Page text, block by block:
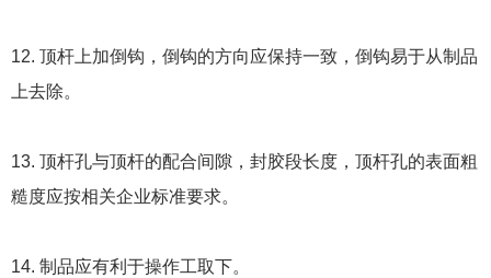
12. 顶杆上加倒钩，倒钩的方向应保持一致，倒钩易于从制品
上去除。
13. 顶杆孔与顶杆的配合间隙，封胶段长度，顶杆孔的表面粗
糙度应按相关企业标准要求。
14. 制品应有利于操作工取下。